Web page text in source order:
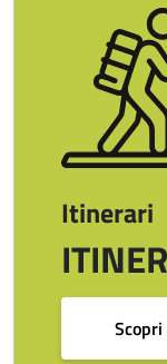
Image
Itinerari